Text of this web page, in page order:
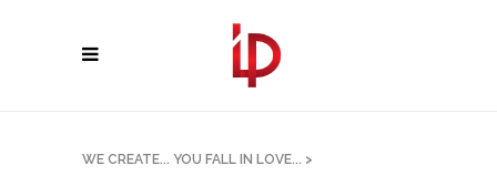
WE CREATE... YOU FALL IN LOVE... >